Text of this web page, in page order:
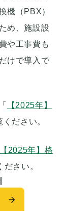
機（PBX）
め、施設設
や工事費も
けで導入で
【2025年】
ください。
【2025年】格
ださい。